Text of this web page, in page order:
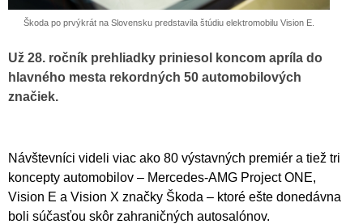
Škoda po prvýkrát na Slovensku predstavila štúdiu elektromobilu Vision E.
Už 28. ročník prehliadky priniesol koncom apríla do
hlavného mesta rekordných 50 automobilových
značiek.
Návštevníci videli viac ako 80 výstavných premiér a tiež tri
koncepty automobilov – Mercedes-AMG Project ONE,
Vision E a Vision X značky Škoda – ktoré ešte donedávna
boli súčasťou skôr zahraničných autosalónov.